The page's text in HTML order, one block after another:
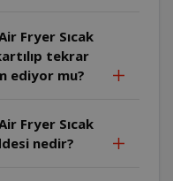
Fryer Sıcak
tekrar
ediyor mu?
Fryer Sıcak
nedir?